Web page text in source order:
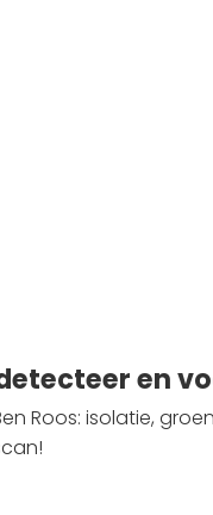
en
Roos: isolatie,